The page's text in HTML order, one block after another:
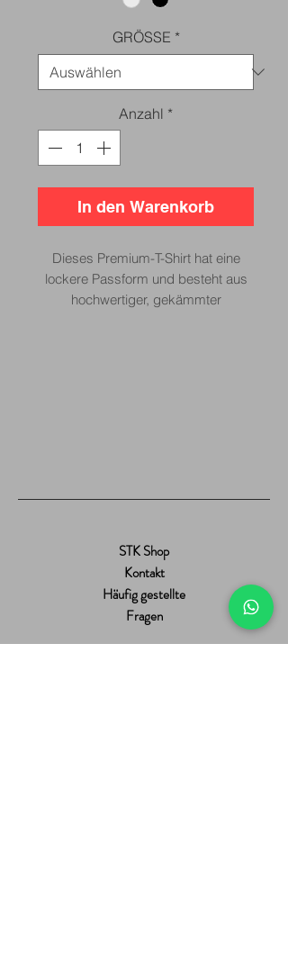
GRÖSSE *
Anzahl *
In den Warenkorb
Dieses Premium-T-Shirt hat eine
lockere Passform und besteht aus
hochwertiger, gekämmter
STK Shop
Kontakt
Häufig gestellte
Fragen